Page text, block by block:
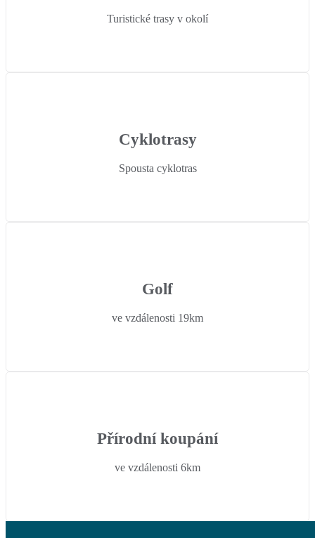
Turistické trasy v okolí
Cyklotrasy
Spousta cyklotras
Golf
ve vzdálenosti 19km
Přírodní koupání
ve vzdálenosti 6km